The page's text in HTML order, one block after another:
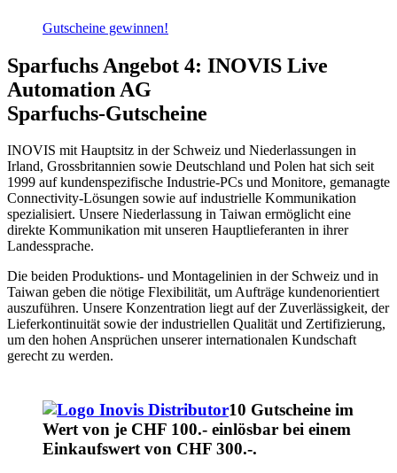
Gutscheine gewinnen!
Sparfuchs Angebot 4: INOVIS Live
Automation AG
Sparfuchs-Gutscheine
INOVIS mit Hauptsitz in der Schweiz und Niederlassungen in
Irland, Grossbritannien sowie Deutschland und Polen hat sich seit
1999 auf kundenspezifische Industrie-PCs und Monitore, gemanagte
Connectivity-Lösungen sowie auf industrielle Kommunikation
spezialisiert. Unsere Niederlassung in Taiwan ermöglicht eine
direkte Kommunikation mit unseren Hauptlieferanten in ihrer
Landessprache.
Die beiden Produktions- und Montagelinien in der Schweiz und in
Taiwan geben die nötige Flexibilität, um Aufträge kundenorientiert
auszuführen. Unsere Konzentration liegt auf der Zuverlässigkeit, der
Lieferkontinuität sowie der industriellen Qualität und Zertifizierung,
um den hohen Ansprüchen unserer internationalen Kundschaft
gerecht zu werden.
10 Gutscheine im
Wert von je CHF 100.- einlösbar bei einem
Einkaufswert von CHF 300.-.